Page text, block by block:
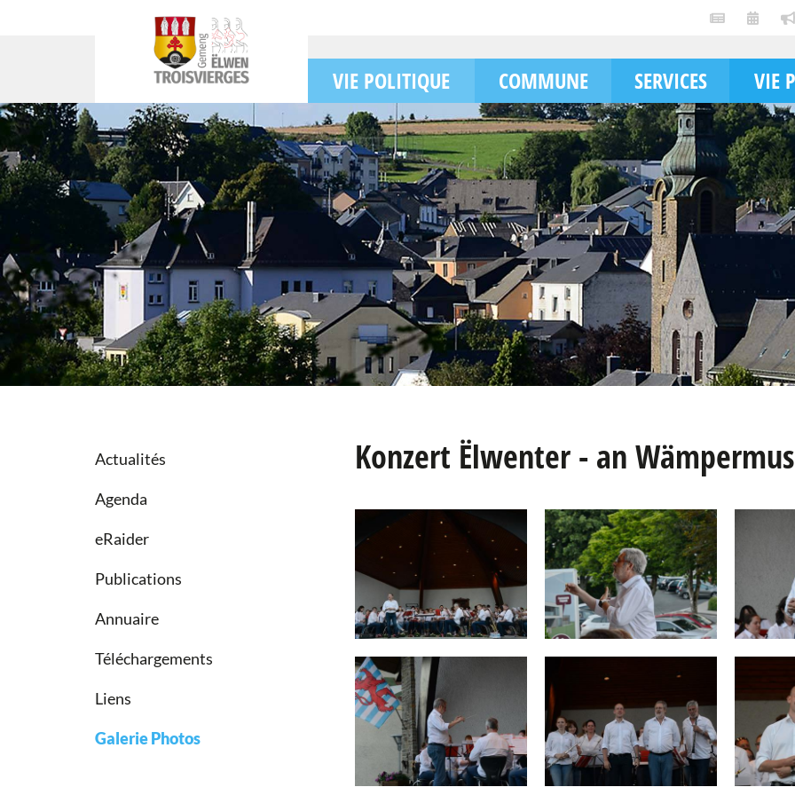
VIE POLITIQUE COMMUNE SERVICES VIE
Actualités
Agenda
eRaider
Publications
Annuaire
Téléchargements
Liens
Galerie Photos
Konzert Ëlwenter - an